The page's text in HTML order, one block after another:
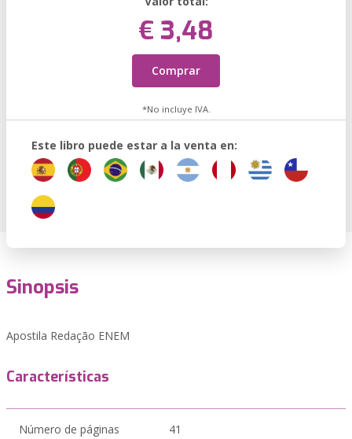
€ 3,48
Comprar
*No incluye IVA.
Este libro puede estar a la venta en:
Sinopsis
Apostila Redação ENEM
Características
Número de páginas 41